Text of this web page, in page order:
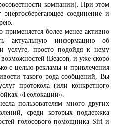
компании). При этом
энергосберегающее соединение и
применяется более-менее активно
актуальную информацию об
услуге, просто подойдя к нему
iBeacon, и уже скоро
с целью рекламы и привлечения
такого рода сообщений, Вы
протокола (или конкретного
«Геолокации».
пользователям много других
среди которых поддержка
голосового помощника Siri и